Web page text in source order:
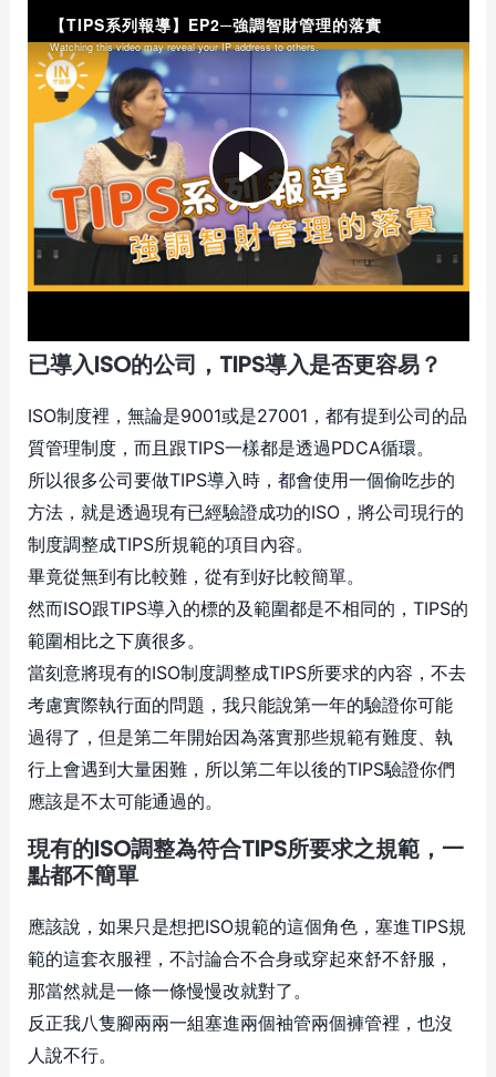
已導入ISO的公司，TIPS導入是否更容易？
ISO制度裡，無論是9001或是27001，都有提到公司的品
質管理制度，而且跟TIPS一樣都是透過PDCA循環。
所以很多公司要做TIPS導入時，都會使用一個偷吃步的
方法，就是透過現有已經驗證成功的ISO，將公司現行的
制度調整成TIPS所規範的項目內容。
畢竟從無到有比較難，從有到好比較簡單。
然而ISO跟TIPS導入的標的及範圍都是不相同的，TIPS的
範圍相比之下廣很多。
當刻意將現有的ISO制度調整成TIPS所要求的內容，不去
考慮實際執行面的問題，我只能說第一年的驗證你可能
過得了，但是第二年開始因為落實那些規範有難度、執
行上會遇到大量困難，所以第二年以後的TIPS驗證你們
應該是不太可能通過的。
現有的ISO調整為符合TIPS所要求之規範，一
點都不簡單
應該說，如果只是想把ISO規範的這個角色，塞進TIPS規
範的這套衣服裡，不討論合不合身或穿起來舒不舒服，
那當然就是一條一條慢慢改就對了。
反正我八隻腳兩兩一組塞進兩個袖管兩個褲管裡，也沒
人說不行。